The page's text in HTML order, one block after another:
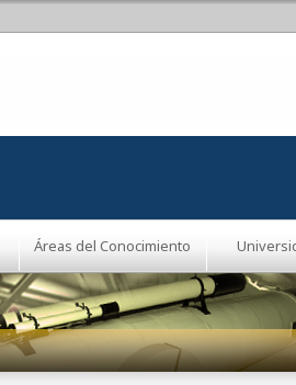
Áreas del Conocimiento